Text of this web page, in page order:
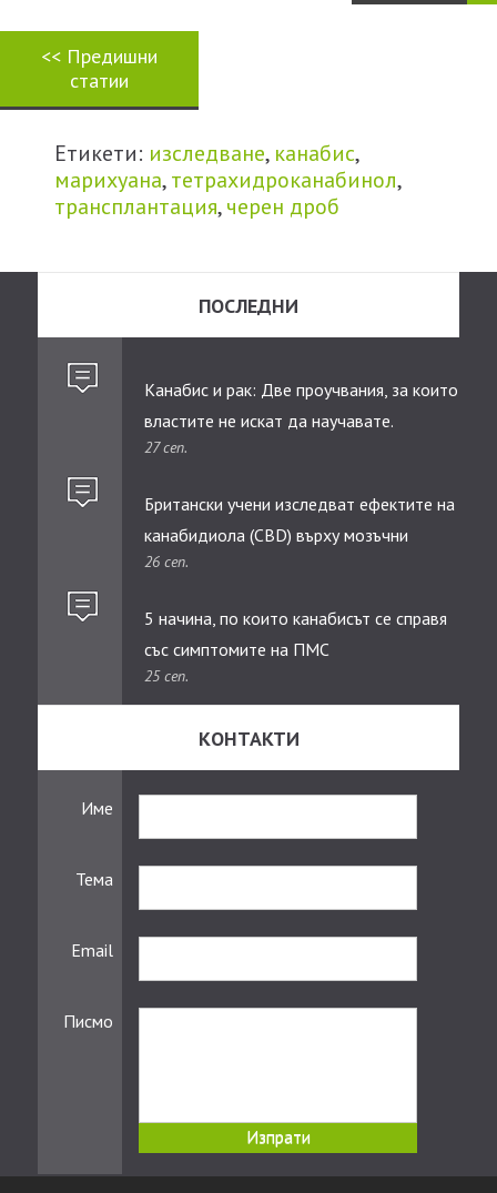
<< Предишни
статии
Етикети: изследване, канабис,
марихуана,тетрахидроканабинол,
трансплантация,черен дроб
ПОСЛЕДНИ
Канабис и рак: Две проучвания, за които
властите не искат да научавате.
27 сеп.
Британски учени изследват ефектите на
канабидиолa (CBD) върху мозъчни
тумори при деца
26 сеп.
5 начина, по които канабисът се справя
със симптомите на ПМС
25 сеп.
КОНТАКТИ
Име
Тема
Email
Писмо